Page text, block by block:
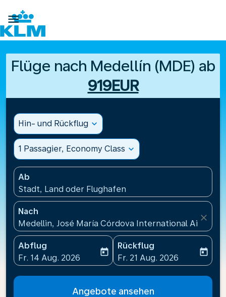

Flüge nach Medellín (MDE) ab
919EUR
Hin- und Rückflug expand_more
1 Passagier, Economy Class expand_more
Ab
Stadt, Land oder Flughafen
Nach
Medellin, José María Córdova International
close
Abflug
fc-booking-departure-date-aria-label
Fr. 14 Aug. 2026
today
Rückflug
fc-booking-return-date-
Fr. 21 Aug. 2026
today
Angebote ansehen